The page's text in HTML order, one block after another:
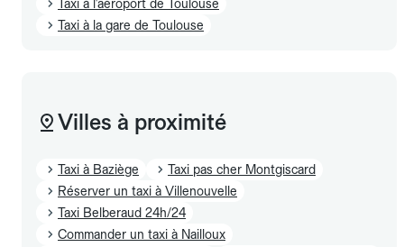
Taxi à l'aéroport de Toulouse
Taxi à la gare de Toulouse
Villes à proximité
Taxi à Baziège
Taxi pas cher Montgiscard
Réserver un taxi à Villenouvelle
Taxi Belberaud 24h/24
Commander un taxi à Nailloux